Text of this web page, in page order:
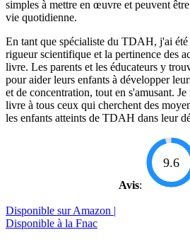
simples à mettre en œuvre et peuvent
vie quotidienne.
En tant que spécialiste du TDAH, j'ai été
rigueur scientifique et la pertinence des
livre. Les parents et les éducateurs y
pour aider leurs enfants à développer
et de concentration, tout en s'amusant.
livre à tous ceux qui cherchent des
les enfants atteints de TDAH dans leur
Avis:
9.6
Disponible sur Amazon |
Disponible à la Fnac